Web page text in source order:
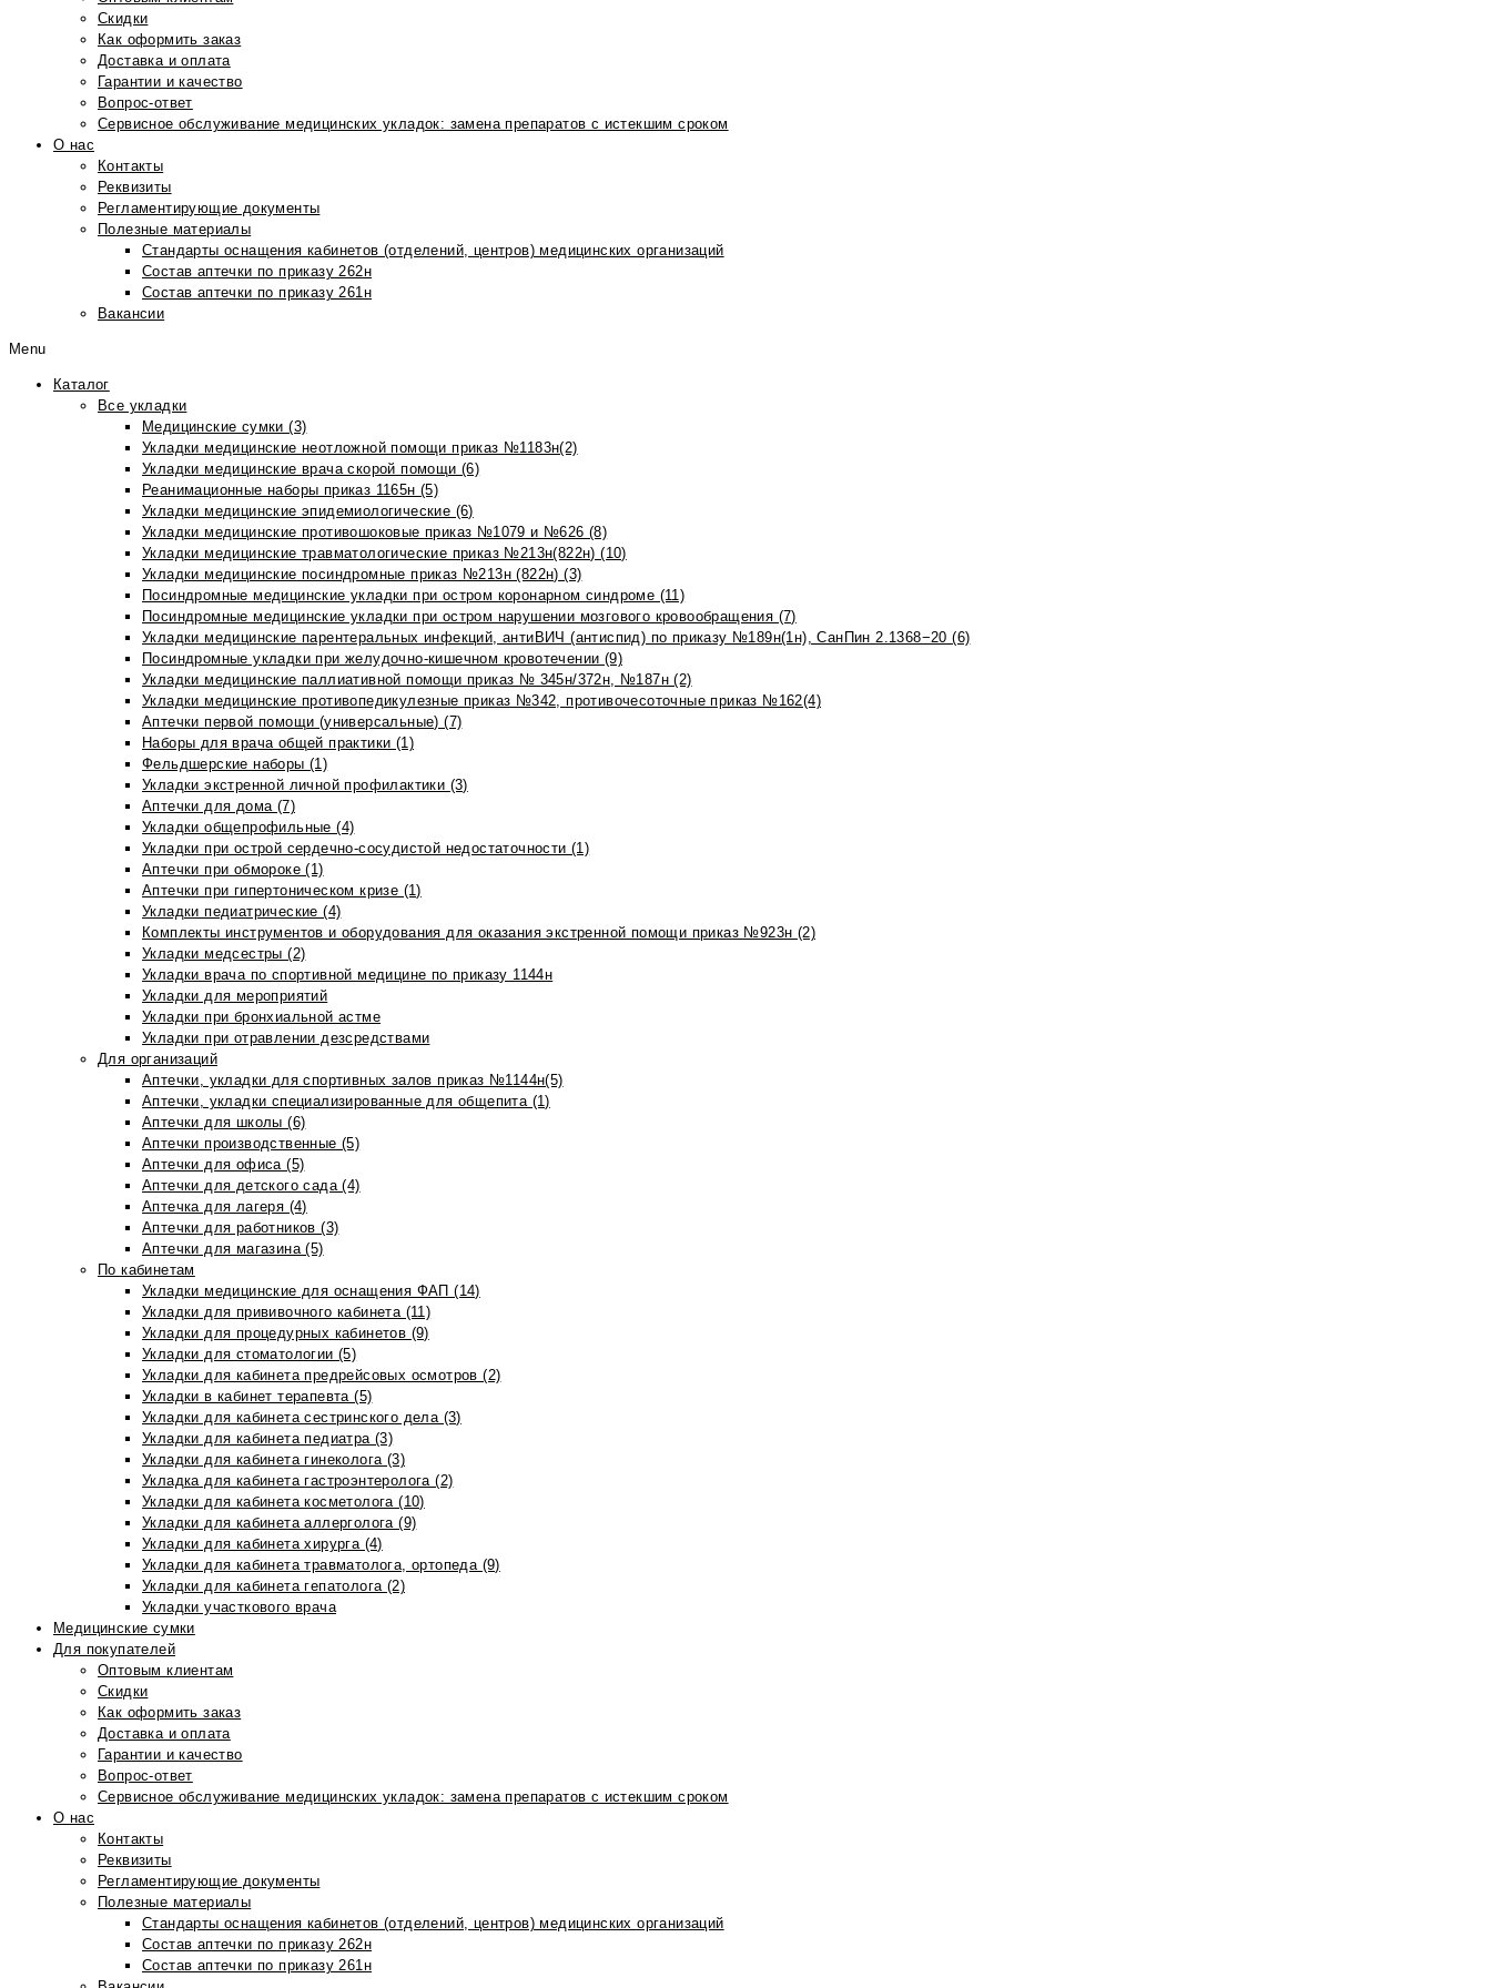
Скидки
Как оформить заказ
Доставка и оплата
Гарантии и качество
Вопрос-ответ
Сервисное обслуживание медицинских укладок: замена препаратов с истекшим сроком
О нас
Контакты
Реквизиты
Регламентирующие документы
Полезные материалы
Стандарты оснащения кабинетов (отделений, центров) медицинских организаций
Состав аптечки по приказу 262н
Состав аптечки по приказу 261н
Вакансии
Menu
Каталог
Все укладки
Медицинские сумки (3)
Укладки медицинские неотложной помощи приказ №1183н(2)
Укладки медицинские врача скорой помощи (6)
Реанимационные наборы приказ 1165н (5)
Укладки медицинские эпидемиологические (6)
Укладки медицинские противошоковые приказ №1079 и №626 (8)
Укладки медицинские травматологические приказ №213н(822н) (10)
Укладки медицинские посиндромные приказ №213н (822н) (3)
Посиндромные медицинские укладки при остром коронарном синдроме (11)
Посиндромные медицинские укладки при остром нарушении мозгового кровообращения (7)
Укладки медицинские парентеральных инфекций, антиВИЧ (антиспид) по приказу №189н(1н), СанПин 2.1368−20 (6)
Посиндромные укладки при желудочно-кишечном кровотечении (9)
Укладки медицинские паллиативной помощи приказ № 345н/372н, №187н (2)
Укладки медицинские противопедикулезные приказ №342, противочесоточные приказ №162(4)
Аптечки первой помощи (универсальные) (7)
Наборы для врача общей практики (1)
Фельдшерские наборы (1)
Укладки экстренной личной профилактики (3)
Аптечки для дома (7)
Укладки общепрофильные (4)
Укладки при острой сердечно-сосудистой недостаточности (1)
Аптечки при обмороке (1)
Аптечки при гипертоническом кризе (1)
Укладки педиатрические (4)
Комплекты инструментов и оборудования для оказания экстренной помощи приказ №923н (2)
Укладки медсестры (2)
Укладки врача по спортивной медицине по приказу 1144н
Укладки для мероприятий
Укладки при бронхиальной астме
Укладки при отравлении дезсредствами
Для организаций
Аптечки, укладки для спортивных залов приказ №1144н(5)
Аптечки, укладки специализированные для общепита (1)
Аптечки для школы (6)
Аптечки производственные (5)
Аптечки для офиса (5)
Аптечки для детского сада (4)
Аптечка для лагеря (4)
Аптечки для работников (3)
Аптечки для магазина (5)
По кабинетам
Укладки медицинские для оснащения ФАП (14)
Укладки для прививочного кабинета (11)
Укладки для процедурных кабинетов (9)
Укладки для стоматологии (5)
Укладки для кабинета предрейсовых осмотров (2)
Укладки в кабинет терапевта (5)
Укладки для кабинета сестринского дела (3)
Укладки для кабинета педиатра (3)
Укладки для кабинета гинеколога (3)
Укладка для кабинета гастроэнтеролога (2)
Укладки для кабинета косметолога (10)
Укладки для кабинета аллерголога (9)
Укладки для кабинета хирурга (4)
Укладки для кабинета травматолога, ортопеда (9)
Укладки для кабинета гепатолога (2)
Укладки участкового врача
Медицинские сумки
Для покупателей
Оптовым клиентам
Скидки
Как оформить заказ
Доставка и оплата
Гарантии и качество
Вопрос-ответ
Сервисное обслуживание медицинских укладок: замена препаратов с истекшим сроком
О нас
Контакты
Реквизиты
Регламентирующие документы
Полезные материалы
Стандарты оснащения кабинетов (отделений, центров) медицинских организаций
Состав аптечки по приказу 262н
Состав аптечки по приказу 261н